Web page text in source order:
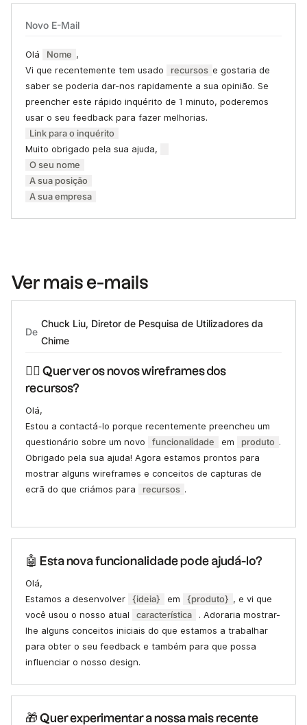
Novo E-Mail
Olá Nome ,
Vi que recentemente tem usado
recursos e gostaria de
saber se poderia dar-nos rapidamente a sua opinião. Se
preencher este rápido inquérito de 1 minuto, poderemos
usar o seu feedback para fazer melhorias.
Link para o inquérito
Muito obrigado pela sua ajuda,
O seu nome
A sua posição
A sua empresa
Ver mais e-mails
De
Chuck Liu, Diretor de Pesquisa de Utilizadores da
Chime
✍🏻 Quer ver os novos wireframes dos
recursos?
Olá,
Estou a contactá-lo porque recentemente preencheu um
questionário sobre um novo
funcionalidade em produto .
Obrigado pela sua ajuda! Agora estamos prontos para
mostrar alguns wireframes e conceitos de capturas de
ecrã do que criámos para
recursos .
🤖 Esta nova funcionalidade pode ajudá-lo?
Olá,
Estamos a desenvolver
{ideia} em {produto} , e vi que
você usou o nosso atual
característica
. Adoraria mostrar-
lhe alguns conceitos iniciais do que estamos a trabalhar
para obter o seu feedback e também para que possa
influenciar o nosso design.
🎁 Quer experimentar a nossa mais recente